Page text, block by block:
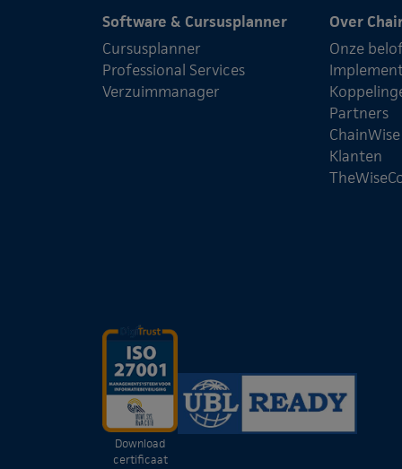
Software & Cursusplanner
Cursusplanner
Professional Services
Verzuimmanager
Over
Onze
Partners
Klanten
Download
certificaat